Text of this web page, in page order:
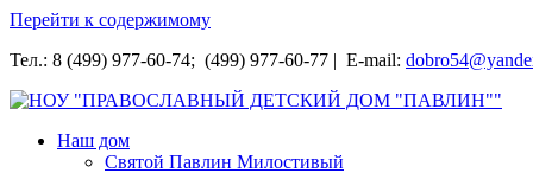
Перейти к содержимому
Тел.: 8 (499) 977-60-74; (499) 977-60-77 | E-mail:
НОУ "ПРАВОСЛАВНЫЙ ДЕТСКИЙ ДОМ "ПАВЛИН""
Наш дом
Святой Павлин Милостивый